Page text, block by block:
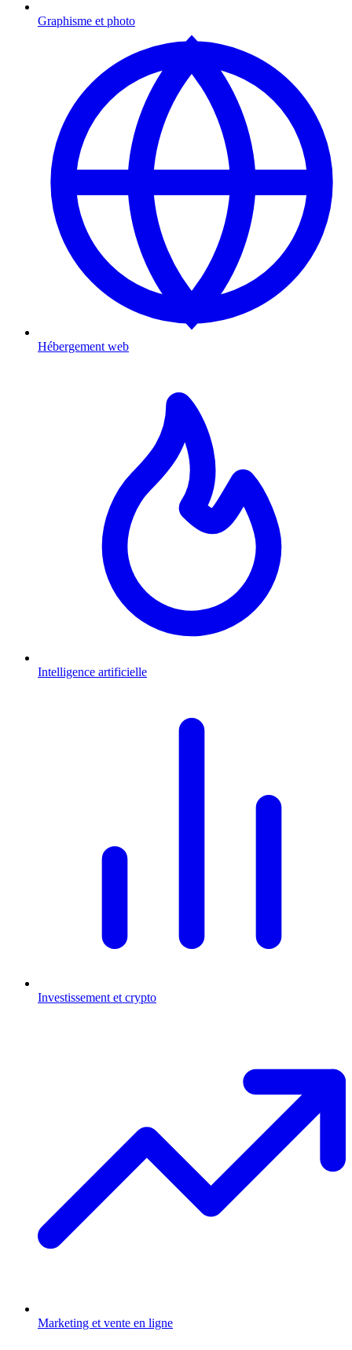
Graphisme et photo
Hébergement web
Intelligence artificielle
Investissement et crypto
Marketing et vente en ligne